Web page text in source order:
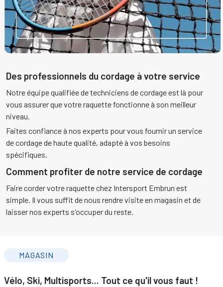
Des professionnels du cordage à votre service
Notre équipe qualifiée de techniciens de cordage est là pour
vous assurer que votre raquette fonctionne à son meilleur
niveau.
Faites confiance à nos experts pour vous fournir un service
de cordage de haute qualité, adapté à vos besoins
spécifiques.
Comment profiter de notre service de cordage
Faire corder votre raquette chez Intersport Embrun est
simple. Il vous suffit de nous rendre visite en magasin et de
laisser nos experts s'occuper du reste.
MAGASIN
Vélo, Ski, Multisports... Tout ce qu'il vous faut !